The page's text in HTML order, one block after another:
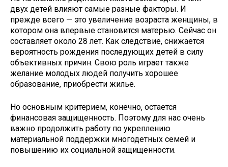
двух детей влияют самые разные факторы. И
прежде всего — это увеличение возраста женщины, в
котором она впервые становится матерью. Сейчас он
составляет около 28 лет. Как следствие, снижается
вероятность рождения последующих детей в силу
объективных причин. Свою роль играет также
желание молодых людей получить хорошее
образование, приобрести жилье.
Но основным критерием, конечно, остается
финансовая защищенность. Поэтому для нас очень
важно продолжить работу по укреплению
материальной поддержки многодетных семей и
повышению их социальной защищенности.